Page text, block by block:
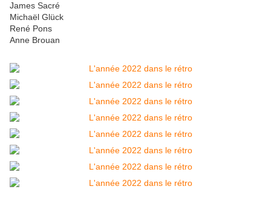
James Sacré
Michaël Glück
René Pons
Anne Brouan